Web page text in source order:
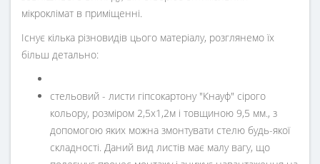
мікроклімат в приміщенні.
Існує кілька різновидів цього матеріалу, розглянемо їх
більш детально:
стельовий - листи гіпсокартону "Кнауф" сірого
кольору, розміром 2,5х1,2м і товщиною 9,5 мм., з
допомогою яких можна змонтувати стелю будь-якої
складності. Даний вид листів має малу вагу, що